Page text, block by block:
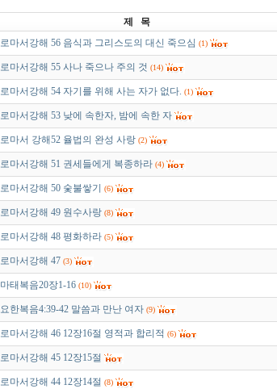
제 목
로마서강해 56 음식과 그리스도의 대신 죽으심 (1)
로마서강해 55 사나 죽으나 주의 것 (14)
로마서강해 54 자기를 위해 사는 자가 없다. (1)
로마서강해 53 낮에 속한자, 밤에 속한 자
로마서 강해52 율법의 완성 사랑 (2)
로마서강해 51 권세들에게 복종하라 (4)
로마서강해 50 숯불쌓기 (6)
로마서강해 49 원수사랑 (8)
로마서강해 48 평화하라 (5)
로마서강해 47 (3)
마태복음20장1-16 (10)
요한복음4:39-42 말씀과 만난 여자 (9)
로마서강해 46 12장16절 영적과 합리적 (6)
로마서강해 45 12장15절
로마서강해 44 12장14절 (8)